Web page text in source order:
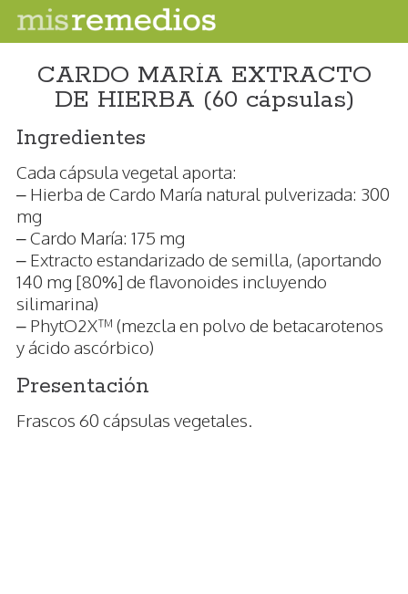
CARDO MARÍA EXTRACTO
DE HIERBA (60 cápsulas)
Ingredientes
Cada cápsula vegetal aporta:
– Hierba de Cardo María natural pulverizada: 300
mg
– Cardo María: 175 mg
– Extracto estandarizado de semilla, (aportando
140 mg [80%] de flavonoides incluyendo
silimarina)
– PhytO2X™ (mezcla en polvo de betacarotenos
y ácido ascórbico)
Presentación
Frascos 60 cápsulas vegetales.